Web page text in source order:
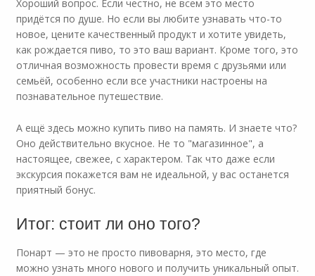
Хороший вопрос. Если честно, не всем это место
придётся по душе. Но если вы любите узнавать что-то
новое, цените качественный продукт и хотите увидеть,
как рождается пиво, то это ваш вариант. Кроме того, это
отличная возможность провести время с друзьями или
семьёй, особенно если все участники настроены на
познавательное путешествие.
А ещё здесь можно купить пиво на память. И знаете что?
Оно действительно вкусное. Не то "магазинное", а
настоящее, свежее, с характером. Так что даже если
экскурсия покажется вам не идеальной, у вас останется
приятный бонус.
Итог: стоит ли оно того?
Понарт — это не просто пивоварня, это место, где
можно узнать много нового и получить уникальный опыт.